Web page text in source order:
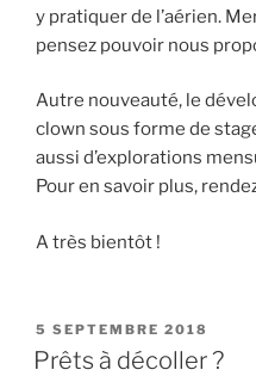
y pratiquer de l’aérien.
pensez pouvoir nous
Autre nouveauté, le
clown sous forme de
aussi d’explorations
Pour en savoir plus,
A très bientôt !
PUBLIÉ
LE
5 SEPTEMBRE 2018
Prêts à décoller ?